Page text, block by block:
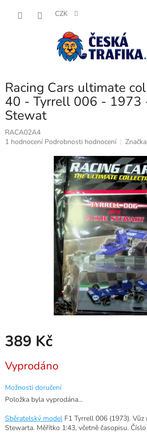
CZK
Racing Cars ultimate
40 - Tyrrell 006 - 1973
Stewat
RACA02A4
Průměrné
1 hodnocení Podrobnosti hodnocení
389 Kč
cena:
Vyprodáno
Možnosti doručení
Položka byla vyprodána…
Sběratelský model F1 Tyrrell 006 (1973). Vůz
Stewarta. Měřítko 1:43, včetně časopisu.